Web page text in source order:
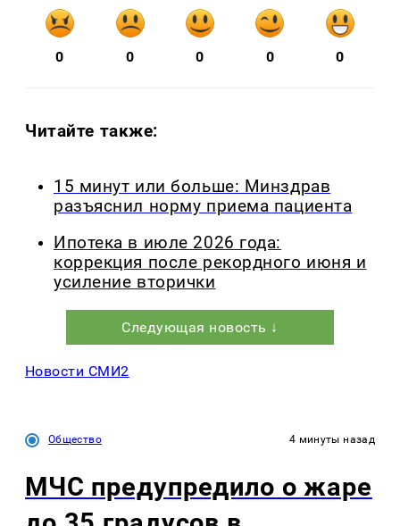
0 0 0 0 0
Читайте также:
15 минут или больше: Минздрав
разъяснил норму приема пациента
Ипотека в июле 2026 года:
коррекция после рекордного июня и
усиление вторички
Следующая новость ↓
Новости СМИ2
Общество 4 минуты назад
МЧС предупредило о жаре